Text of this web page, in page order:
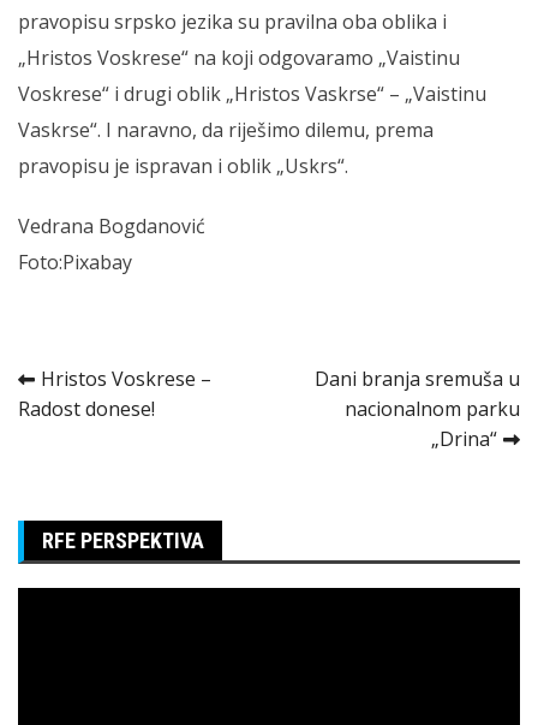
pravopisu srpsko jezika su pravilna oba oblika i
„Hristos Voskrese“ na koji odgovaramo „Vaistinu
Voskrese“ i drugi oblik „Hristos Vaskrse“ – „Vaistinu
Vaskrse“. I naravno, da riješimo dilemu, prema
pravopisu je ispravan i oblik „Uskrs“.
Vedrana Bogdanović
Foto:Pixabay
Kretanje
članka
Hristos Voskrese –
Radost donese!
Dani branja sremuša u
nacionalnom parku
„Drina“
RFE PERSPEKTIVA